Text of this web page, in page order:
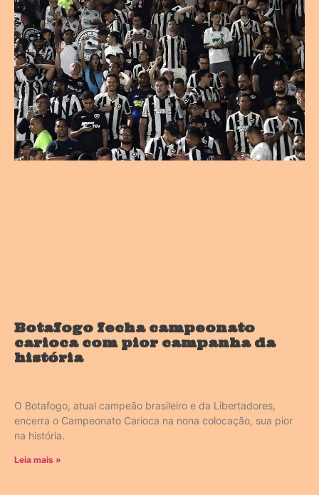
Botafogo fecha campeonato
carioca com pior campanha da
história
O Botafogo, atual campeão brasileiro e da Libertadores,
encerra o Campeonato Carioca na nona colocação, sua pior
na história.
Leia mais »